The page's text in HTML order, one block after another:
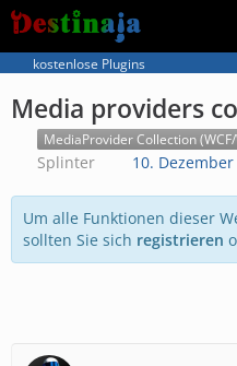
kostenlose Plugins
Media providers
MediaProvider Collection (WCF/
Splinter 10.
Um alle Funktionen dieser
sollten Sie sich registrieren